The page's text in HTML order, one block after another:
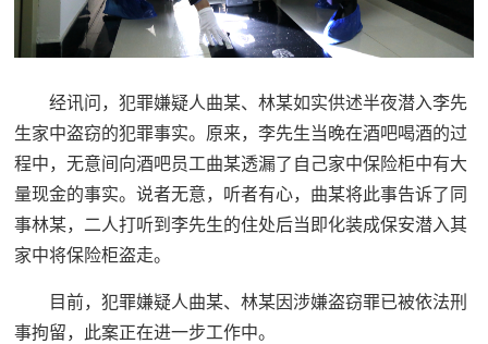
经讯问，犯罪嫌疑人曲某、林某如实供述半夜潜入李先
生家中盗窃的犯罪事实。原来，李先生当晚在酒吧喝酒的过
程中，无意间向酒吧员工曲某透漏了自己家中保险柜中有大
量现金的事实。说者无意，听者有心，曲某将此事告诉了同
事林某，二人打听到李先生的住处后当即化装成保安潜入其
家中将保险柜盗走。
目前，犯罪嫌疑人曲某、林某因涉嫌盗窃罪已被依法刑
事拘留，此案正在进一步工作中。